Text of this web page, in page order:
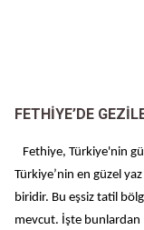
FETHİYE’DE
Fethiye, Türkiye'nin
Türkiye’nin en güzel
biridir. Bu eşsiz tatil
mevcut. İşte bunlardan